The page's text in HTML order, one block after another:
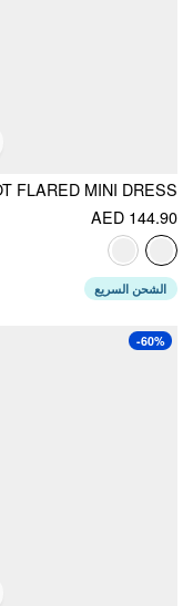
AED 144.90
الشحن السريع
-60%